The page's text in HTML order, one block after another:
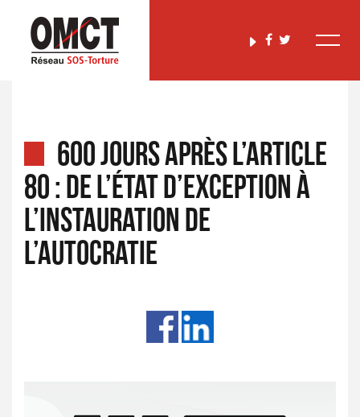
600 jours après l’article
80 : De l’état d’exception à
l’instauration de
l’autocratie